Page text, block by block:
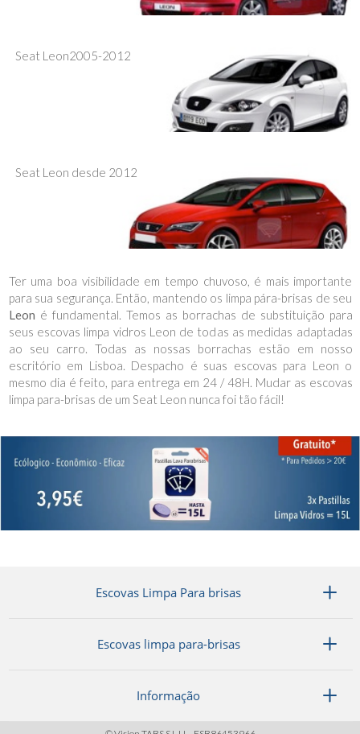
Seat Leon2005-2012
Seat Leon desde 2012
Ter uma boa visibilidade em tempo chuvoso, é mais importante
para sua segurança. Então, mantendo os limpa pára-brisas de seu
Leon é fundamental. Temos as borrachas de substituição para
seus escovas limpa vidros Leon de todas as medidas adaptadas
ao seu carro. Todas as nossas borrachas estão em nosso
escritório em Lisboa. Despacho é suas escovas para Leon o
mesmo dia é feito, para entrega em 24 / 48H. Mudar as escovas
limpa para-brisas de um Seat Leon nunca foi tão fácil!
Escovas Limpa Para brisas
Escovas limpa para-brisas
Informação